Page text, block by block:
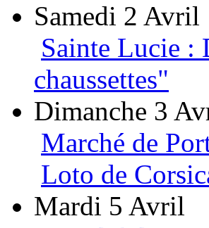
Samedi 2 Avril
Sainte Lucie :
chaussettes"
Dimanche 3
Marché de
Loto de
Mardi 5 Avril